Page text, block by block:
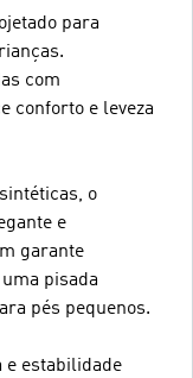
para
com
conforto e leveza
o
e
garante
pisada
pés pequenos.
e estabilidade